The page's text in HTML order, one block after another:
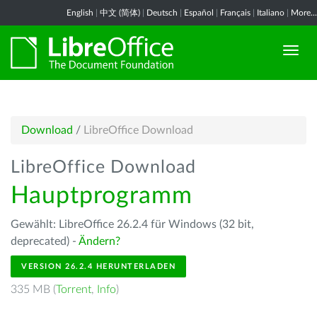
English 中文 (简体) Deutsch Español Français Italiano More...
Download / LibreOffice Download
LibreOffice Download
Hauptprogramm
Gewählt: LibreOffice 26.2.4 für Windows (32 bit,
deprecated) - Ändern?
VERSION 26.2.4 HERUNTERLADEN
335 MB (Torrent, Info)